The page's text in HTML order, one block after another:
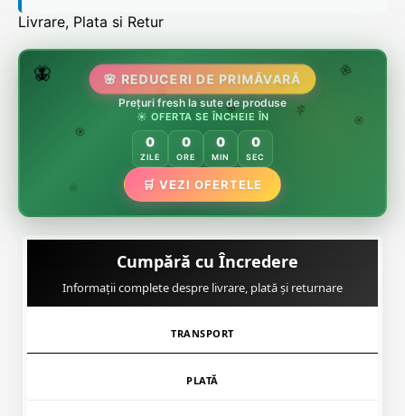
Livrare, Plata si Retur
🌸
🌸
🏵️
🌷
🦋 🌸 REDUCERI DE PRIMĂVARĂ
Prețuri fresh la sute de produse
☀️ OFERTA SE ÎNCHEIE ÎN
0
ZILE
0
ORE
0
MIN
0
SEC
🛒 VEZI OFERTELE
Cumpără cu Încredere
Informații complete despre livrare, plată și returnare
TRANSPORT
PLATĂ